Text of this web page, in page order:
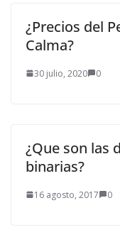
¿Precios del
Calma?
30 julio, 2020 0
¿Que son las
binarias?
16 agosto, 2017 0